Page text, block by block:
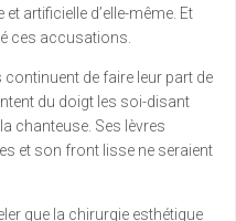
artificielle d’elle-même. Et
ces accusations.
de faire leur part de
du doigt les soi-disant
chanteuse. Ses lèvres
et son front lisse ne seraient
que la chirurgie esthétique